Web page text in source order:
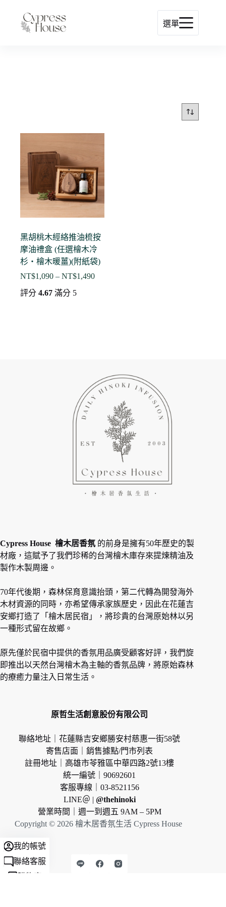
選單
黑胡桃木經絡推油梳按
摩油禮盒 (任選檜木冷
杉・檜木暖薑)(附紙袋)
NT$1,090 – NT$1,490價
評分 4.67 滿分 5
Cypress House 檜木居香氛 的前身是擁有50年歷史的製
材廠，這賦予了我們珍稀的台灣檜木庫存來提煉精油及
製作木製周邊。
70年代後期，森林保育意識抬頭，第二代轉為開發海外
木材資源的同時，亦希望傳承家族歷史，因此在花蓮吉
安鄉打造了「檜木居民宿」，將珍貴的台灣原始林以另
一種形式留在故鄉。
原先僅於民宿中提供的香氛用品廣受顧客好評，我們旋
即推出以天然台灣檜木為主軸的香氛品牌，將原始森林
的療癒力量注入日常生活。
原哲生活創意股份有限公司
聯絡地址｜花蓮縣吉安鄉勝安村慈惠一街58號
寄售店面｜銷售據點/門市列表
註冊地址｜高雄市苓雅區中華四路2號13樓
統一編號｜90692601
客服專線｜03-8521156
LINE＠ | @thehinoki
營業時間｜週一到週五 9AM – 5PM
Copyright © 2026 檜木居香氛生活 Cypress House
我的帳號
聯絡客服